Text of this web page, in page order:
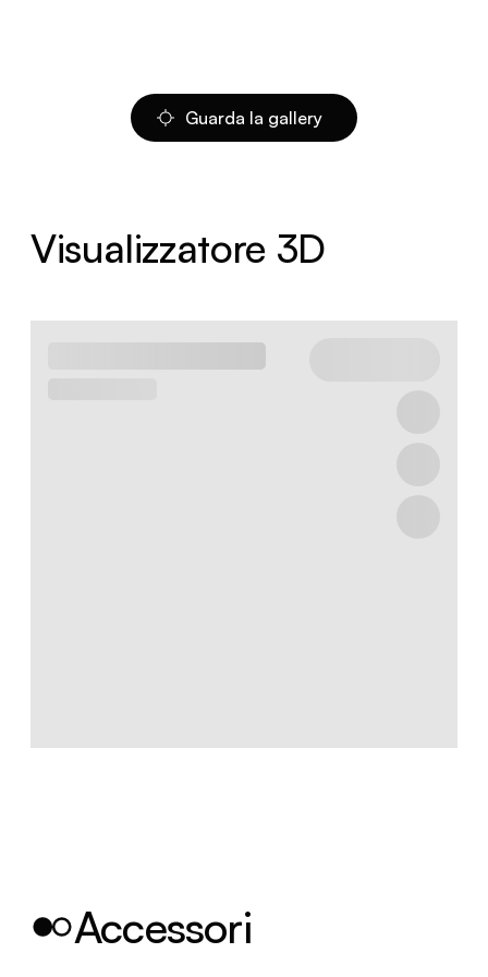
Guarda la gallery
Visualizzatore 3D
Accessori